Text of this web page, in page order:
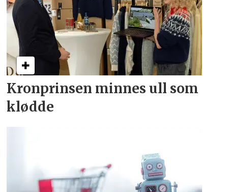
Kronprinsen minnes ull som
klødde